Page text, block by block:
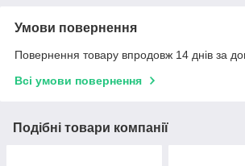
Умови повернення
Повернення товару впродовж 14 днів за
Всі умови повернення
Подібні товари компанії